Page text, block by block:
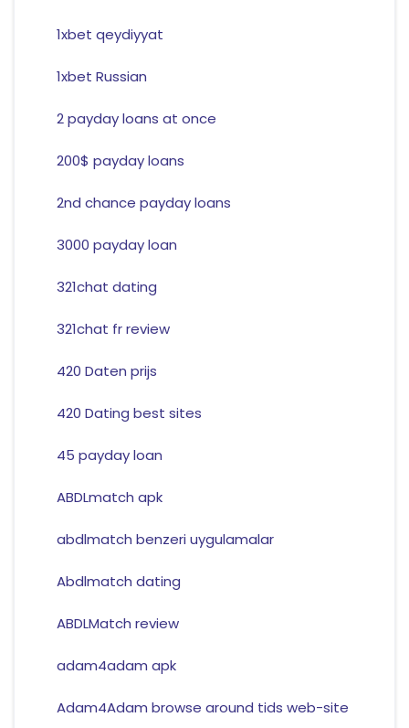
1xbet qeydiyyat
1xbet Russian
2 payday loans at once
200$ payday loans
2nd chance payday loans
3000 payday loan
321chat dating
321chat fr review
420 Daten prijs
420 Dating best sites
45 payday loan
ABDLmatch apk
abdlmatch benzeri uygulamalar
Abdlmatch dating
ABDLMatch review
adam4adam apk
Adam4Adam browse around tids web-site